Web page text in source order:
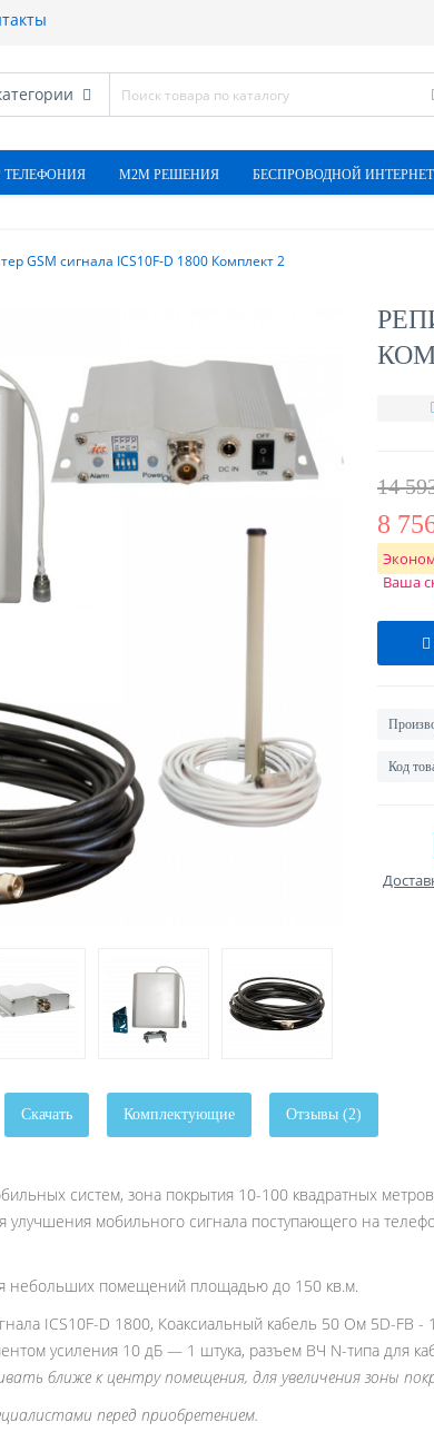
ТЕЛЕФОНИЯ M2M РЕШЕНИЯ БЕСПРОВОДНОЙ ИНТЕРНЕТ
GSM сигнала ICS10F-D 1800 Комплект 2
14
8
Ваша
Код
Скачать Комплектующие Отзывы (2)
систем, зона покрытия 10-100 квадратных
мобильного сигнала поступающего на
небольших помещений площадью до 150 кв.м.
ICS10F-D 1800, Коаксиальный кабель 50 Ом 5D-FB
усиления 10 дБ — 1 штука, разъем ВЧ N-типа для
ближе к центру помещения, для увеличения зоны
перед приобретением.